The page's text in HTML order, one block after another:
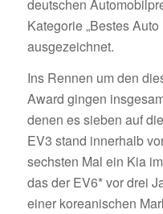
deutschen
Kategorie „Bestes
ausgezeichnet.
Ins Rennen um den
Award gingen
denen es sieben auf
EV3 stand innerhalb
sechsten Mal ein Kia
das der EV6* vor drei
einer koreanischen